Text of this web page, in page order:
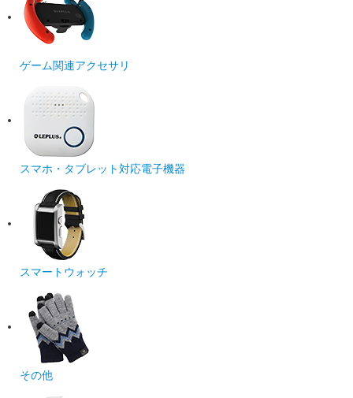
ゲーム関連アクセサリ
スマホ・タブレット対応電子機器
スマートウォッチ
その他